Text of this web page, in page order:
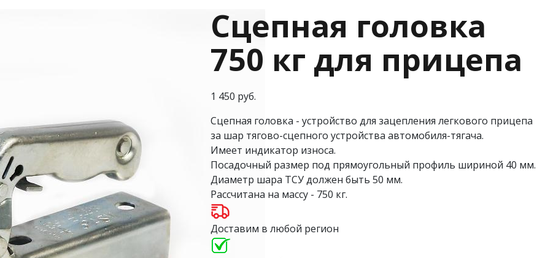
Сцепная головка
750 кг для прицепа
1 450 руб.
Сцепная головка - устройство для зацепления легкового прицепа
за шар тягово-сцепного устройства автомобиля-тягача.
Имеет индикатор износа.
Посадочный размер под прямоугольный профиль шириной 40 мм.
Диаметр шара ТСУ должен быть 50 мм.
Рассчитана на массу - 750 кг.
Доставим в любой регион